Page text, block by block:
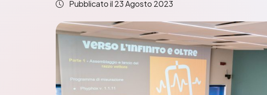
Pubblicato il 23 Agosto 2023